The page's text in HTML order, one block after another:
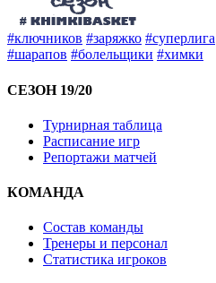
#ключников #заряжко #суперлига
#шарапов #болельщики #химки
СЕЗОН 19/20
Турнирная таблица
Расписание игр
Репортажи матчей
КОМАНДА
Состав команды
Тренеры и персонал
Статистика игроков